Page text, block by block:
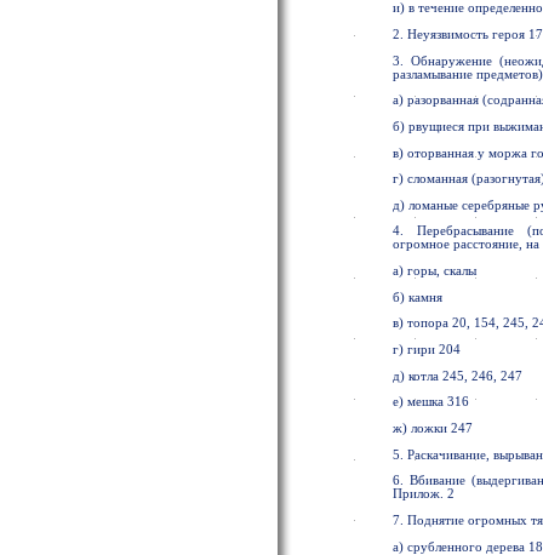
и) в течение
2. Неуязвимость героя
3. Обнаружение
разламывание
а) разорванная
б) рвущиеся при
в) оторванная у моржа
г) сломанная
д) ломаные серебряные
4. Перебрасывание
огромное расстояние,
а) горы, скалы
б) камня
в) топора 20, 154, 245,
г) гири 204
д) котла 245, 246, 247
е) мешка 316
ж) ложки 247
5. Раскачивание,
6. Вбивание
Прилож. 2
7. Поднятие огромных
а) срубленного дерева